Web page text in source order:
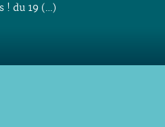
! du 19 (…)